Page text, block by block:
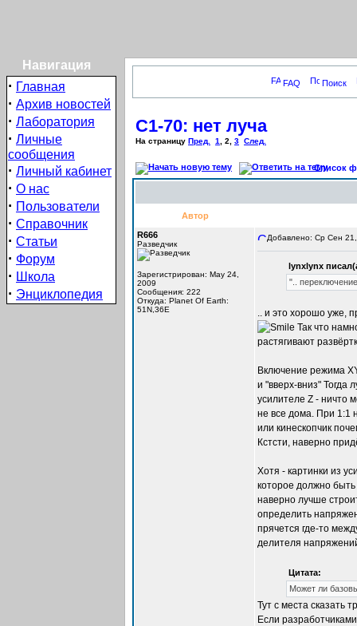
Навигация
· Главная
· Архив новостей
· Лаборатория
· Личные
сообщения
· Личный кабинет
· О нас
· Пользователи
· Справочник
· Статьи
· Форум
· Школа
· Энциклопедия
FAQ Поиск
С1-70: нет луча
На страницу Пред. 1 2 3 След.
Список
Автор
R666
Разведчик
Зарегистрирован: May 24,
2009
Сообщения: 222
Откуда: Planet Of Earth:
51N,36E
Добавлено: Ср Сен
lynxlynx
"..
.. и это хорошо уже,
Так что
растягивают
Включение режима
и "вверх-вниз" Тогда
усилителе Z - ничто
не все дома. При 1:1
или кинескопчик
Кстсти, наверно
Хотя - картинки из
которое должно
наверно лучше
определить
прячется где-то
делителя
Цитата:
Может ли
Тут с места сказать
Если